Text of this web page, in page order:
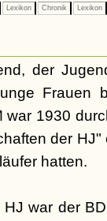
Lexikon Chronik Lexikon
der
Frauen
war 1930
der
hatten.
war der